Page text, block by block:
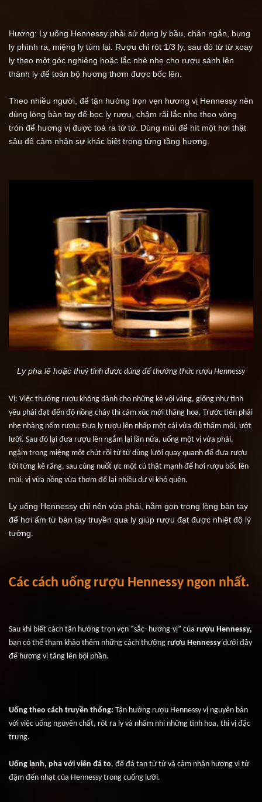
Hương: Ly uống Hennessy phải sử dụng ly bầu, chân ngắn, bụng
ly phình ra, miệng ly túm lại. Rượu chỉ rót 1/3 ly, sau đó từ từ xoay
ly theo một góc nghiêng hoặc lắc nhè nhẹ cho rượu sánh lên
thành ly để toàn bộ hương thơm được bốc lên.
Theo nhiều người, để tận hưởng trọn vẹn hương vị Hennessy nên
dùng lòng bàn tay để bọc ly rượu, chậm rãi lắc nhẹ theo vòng
tròn để hương vị được toả ra từ từ. Dùng mũi để hít một hơi thật
sâu để cảm nhận sự khác biệt trong từng tầng hương.
Ly pha lê hoặc thuỷ tinh được dùng để thưởng thức rượu Hennessy
Vị: Việc thưởng rượu không dành cho những kẻ vội vàng, giống như tình
yêu phải đạt đến độ nồng cháy thì cảm xúc mới thăng hoa. Trước tiên phải
nhẹ nhàng nếm rượu: Đưa ly rượu lên nhấp một cái vừa đủ thấm môi, ướt
lưỡi. Sau đó lại đưa rượu lên ngắm lại lần nữa, uống một vị vừa phải,
ngậm trong miệng một chút rồi từ từ dùng lưỡi quay quanh để đưa rượu
tới từng kẽ răng, sau cùng nuốt ực một cú thật mạnh để hơi rượu bốc lên
mũi, vị vừa nồng vừa thơm để lại nhiều dư vị khó quên.
Ly uống Hennessy chỉ nên vừa phải, nằm gọn trong lòng bàn tay
để hơi ấm từ bàn tay truyền qua ly giúp rượu đạt được nhiệt độ lý
tưởng.
Các cách uống rượu Hennessy ngon nhất.
Sau khi biết cách tận hưởng trọn vẹn “sắc- hương-vị” của rượu Hennessy,
bạn có thể tham khảo thêm những cách thưởng rượu Hennessy dưới đây
để hương vị tăng lên bội phần.
Uống theo cách truyền thống: Tận hưởng rượu Hennessy vị nguyên bản
với việc uống nguyên chất, rót ra ly và nhâm nhi những tinh hoa, thi vị đặc
trưng.
Uống lạnh, pha với viên đá to, để đá tan từ từ và cảm nhận hương vị từ
đậm đến nhạt của Hennessy trong cuống lưỡi.